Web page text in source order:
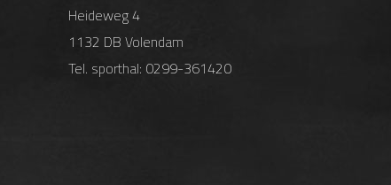
Heideweg 4
1132 DB Volendam
Tel. sporthal: 0299-361420